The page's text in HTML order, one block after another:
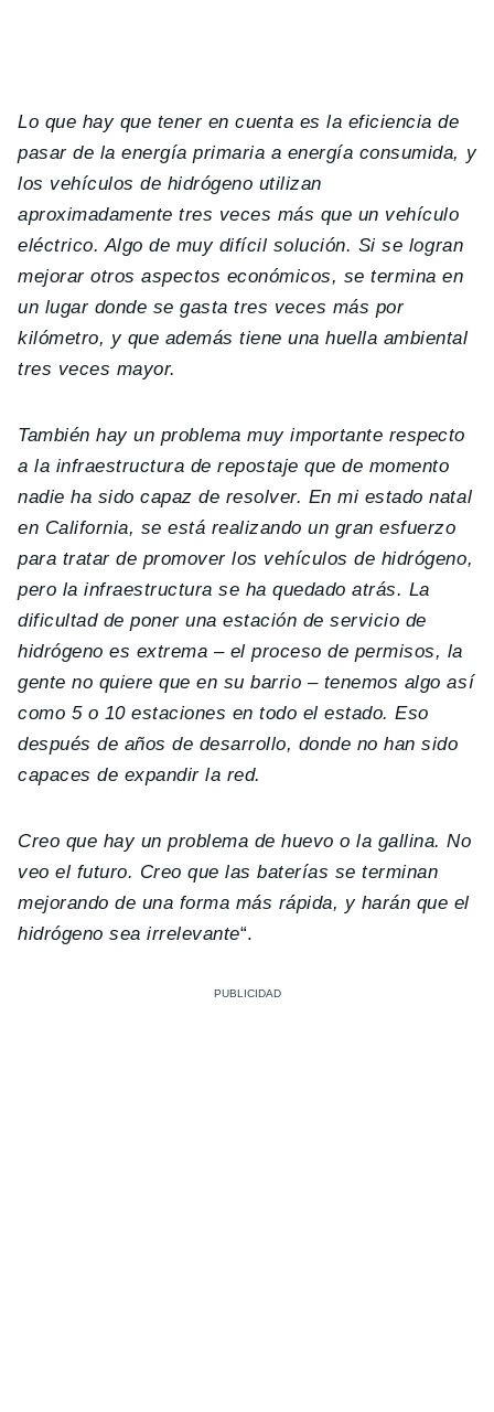
Lo que hay que tener en cuenta es la eficiencia de
pasar de la energía primaria a energía consumida, y
los vehículos de hidrógeno utilizan
aproximadamente tres veces más que un vehículo
eléctrico. Algo de muy difícil solución. Si se logran
mejorar otros aspectos económicos, se termina en
un lugar donde se gasta tres veces más por
kilómetro, y que además tiene una huella ambiental
tres veces mayor.
También hay un problema muy importante respecto
a la infraestructura de repostaje que de momento
nadie ha sido capaz de resolver. En mi estado natal
en California, se está realizando un gran esfuerzo
para tratar de promover los vehículos de hidrógeno,
pero la infraestructura se ha quedado atrás. La
dificultad de poner una estación de servicio de
hidrógeno es extrema – el proceso de permisos, la
gente no quiere que en su barrio – tenemos algo así
como 5 o 10 estaciones en todo el estado. Eso
después de años de desarrollo, donde no han sido
capaces de expandir la red.
Creo que hay un problema de huevo o la gallina. No
veo el futuro. Creo que las baterías se terminan
mejorando de una forma más rápida, y harán que el
hidrógeno sea irrelevante“.